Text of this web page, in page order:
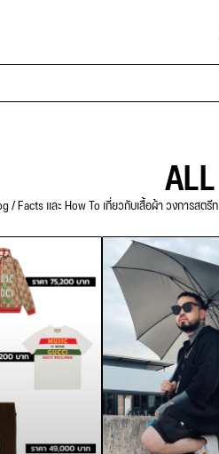
/ Facts และ How To เกี่ยวกับเสื้อผ้า วงการส